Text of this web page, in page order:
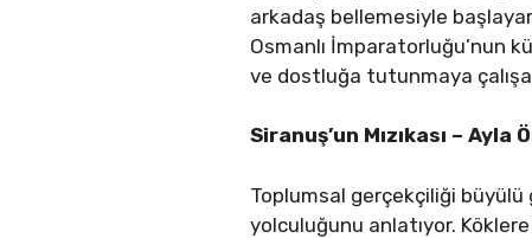
arkadaş bellemesiyle
Osmanlı İmparatorluğu’nun
ve dostluğa tutunmaya
Siranuş’un Mızıkası – Ayla
Toplumsal gerçekçiliği büyülü
yolculuğunu anlatıyor. Köklere